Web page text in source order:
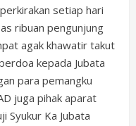
setiap hari
ribuan pengunjung
agak khawatir takut
kepada Jubata
para pemangku
juga pihak aparat
Syukur Ka Jubata